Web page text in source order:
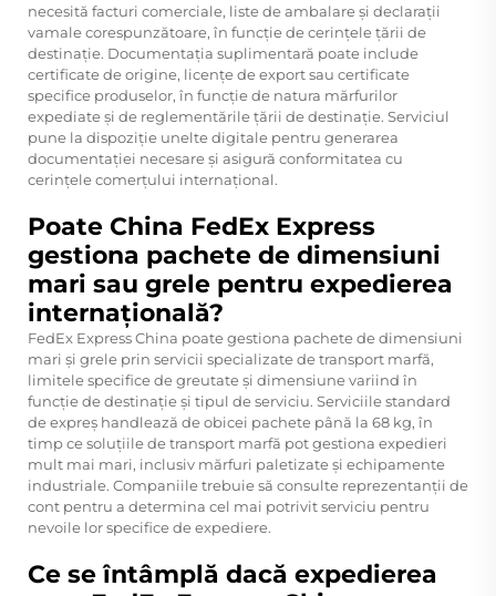
necesită facturi comerciale, liste de ambalare și declarații
vamale corespunzătoare, în funcție de cerințele țării de
destinație. Documentația suplimentară poate include
certificate de origine, licențe de export sau certificate
specifice produselor, în funcție de natura mărfurilor
expediate și de reglementările țării de destinație. Serviciul
pune la dispoziție unelte digitale pentru generarea
documentației necesare și asigură conformitatea cu
cerințele comerțului internațional.
Poate China FedEx Express
gestiona pachete de dimensiuni
mari sau grele pentru expedierea
internațională?
FedEx Express China poate gestiona pachete de dimensiuni
mari și grele prin servicii specializate de transport marfă,
limitele specifice de greutate și dimensiune variind în
funcție de destinație și tipul de serviciu. Serviciile standard
de expreș handlează de obicei pachete până la 68 kg, în
timp ce soluțiile de transport marfă pot gestiona expedieri
mult mai mari, inclusiv mărfuri paletizate și echipamente
industriale. Companiile trebuie să consulte reprezentanții de
cont pentru a determina cel mai potrivit serviciu pentru
nevoile lor specifice de expediere.
Ce se întâmplă dacă expedierea